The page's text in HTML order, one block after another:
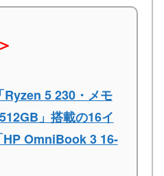
Ryzen 5 230・メモ
」搭載の16イ
HP OmniBook 3 16-